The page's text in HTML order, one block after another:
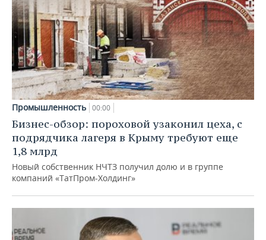
Промышленность 00:00
Бизнес-обзор: пороховой узаконил цеха, с
подрядчика лагеря в Крыму требуют еще
1,8 млрд
Новый собственник НЧТЗ получил долю и в группе
компаний «ТатПром-Холдинг»